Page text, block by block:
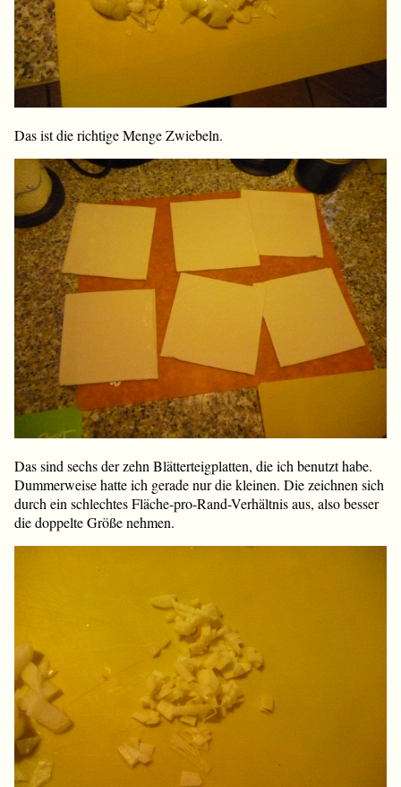
Das ist die richtige Menge Zwiebeln.
Das sind sechs der zehn Blätterteigplatten, die ich benutzt habe.
Dummerweise hatte ich gerade nur die kleinen. Die zeichnen sich
durch ein schlechtes Fläche-pro-Rand-Verhältnis aus, also besser
die doppelte Größe nehmen.